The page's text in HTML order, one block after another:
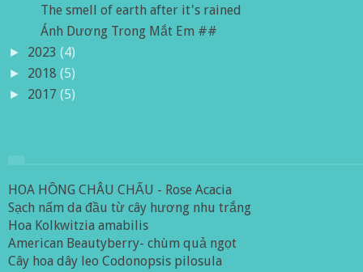
The smell of earth after it's rained
Ánh Dương Trong Mắt Em ##
► 2023 (4)
► 2018 (5)
► 2017 (5)
HOA HỒNG CHÂU CHẤU - Rose Acacia
Sạch nấm da đầu từ cây hương nhu trắng
Hoa Kolkwitzia amabilis
American Beautyberry- chùm quả ngọt
Cây hoa dây leo Codonopsis pilosula